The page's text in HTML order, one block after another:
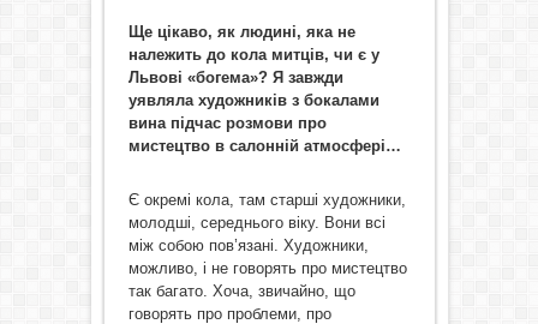
Ще цікаво, як людині, яка не
належить до кола митців, чи є у
Львові «богема»? Я завжди
уявляла художників з бокалами
вина підчас розмови про
мистецтво в салонній атмосфері…
Є окремі кола, там старші художники,
молодші, середнього віку. Вони всі
між собою пов’язані. Художники,
можливо, і не говорять про мистецтво
так багато. Хоча, звичайно, що
говорять про проблеми, про